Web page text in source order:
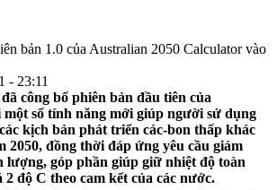
bản 1.0 của Australian 2050 Calculator vào
- 23:11
công bố phiên bản đầu tiên của
số tính năng mới giúp người sử dụng
kịch bản phát triển các-bon thấp khác
2050, đồng thời đáp ứng yêu cầu giảm
góp phần giúp giữ nhiệt độ toàn
độ C theo cam kết của các nước.